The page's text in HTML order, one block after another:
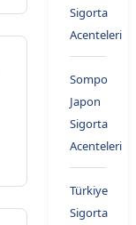
Sigorta
Acenteleri
Sompo
Japon
Sigorta
Acenteleri
Türkiye
Sigorta